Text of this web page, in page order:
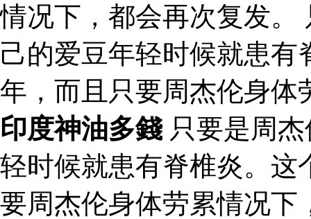
情况下，都会再次复发。
己的爱豆年轻时候就患
年，而且只要周杰伦身体
印度神油多錢 只要是周
轻时候就患有脊椎炎。这
要周杰伦身体劳累情况下